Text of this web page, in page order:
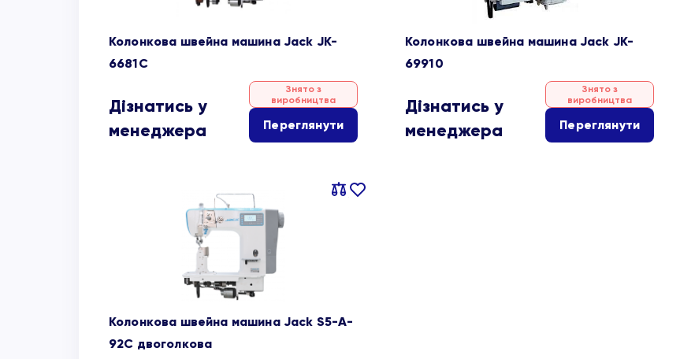
Колонкова швейна машина Jack JK-
6681С
Дізнатись у
менеджера
Знято з
виробництва
Переглянути
Колонкова швейна машина Jack JK-
69910
Дізнатись у
менеджера
Знято з
виробництва
Переглянути
Порівняти
В
Колонкова швейна машина Jack S5-A-
92C двоголкова